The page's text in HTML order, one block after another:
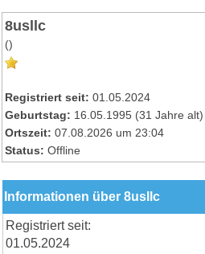
8usllc
()
Registriert seit: 01.05.2024
Geburtstag: 16.05.1995 (31 Jahre alt)
Ortszeit: 07.08.2026 um 23:04
Status: Offline
Informationen über 8usllc
Registriert seit:
01.05.2024